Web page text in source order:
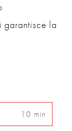
garantisce la
10 min